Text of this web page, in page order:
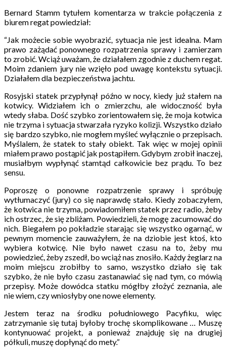
Bernard Stamm tytułem komentarza w trakcie połączenia z
biurem regat powiedział:
“Jak możecie sobie wyobrazić, sytuacja nie jest idealna. Mam
prawo zażądać ponownego rozpatrzenia sprawy i zamierzam
to zrobić. Wciąż uważam, że działałem zgodnie z duchem regat.
Moim zdaniem jury nie wzięło pod uwagę kontekstu sytuacji.
Działałem dla bezpieczeństwa jachtu.
Rosyjski statek przypłynął późno w nocy, kiedy już stałem na
kotwicy. Widziałem ich o zmierzchu, ale widoczność była
wtedy słaba. Dość szybko zorientowałem się, że moja kotwica
nie trzyma i sytuacja stwarzała ryzyko kolizji. Wszystko działo
się bardzo szybko, nie mogłem myśleć wyłącznie o przepisach.
Myślalem, że statek to stały obiekt. Tak więc w mojej opinii
miałem prawo postąpić jak postąpiłem. Gdybym zrobił inaczej,
musiałbym wypłynąć stamtąd całkowicie bez prądu. To bez
sensu.
Poproszę o ponowne rozpatrzenie sprawy i spróbuję
wytłumaczyć (jury) co się naprawdę stało. Kiedy zobaczyłem,
że kotwica nie trzyma, powiadomiłem statek przez radio, żeby
ich ostrzec, że się zbliżam. Powiedzieli, że mogę zacumować do
nich. Biegałem po pokładzie starając się wszystko ogarnąć, w
pewnym momencie zauważyłem, że na dziobie jest ktoś, kto
wybiera kotwicę. Nie było nawet czasu na to, żeby mu
powiedzieć, żeby zszedł, bo wciąż nas znosiło. Każdy żeglarz na
moim miejscu zrobiłby to samo, wszystko działo się tak
szybko, że nie było czasu zastanawiać się nad tym, co mówią
przepisy. Może dowódca statku mógłby złożyć zeznania, ale
nie wiem, czy wniosłyby one nowe elementy.
Jestem teraz na środku południowego Pacyfiku, więc
zatrzymanie się tutaj byłoby trochę skomplikowane … Muszę
kontynuować projekt, a ponieważ znajduję się na drugiej
półkuli, muszę dopłynąć do mety.”